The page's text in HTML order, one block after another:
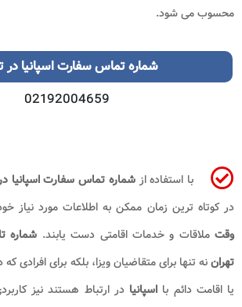
محسوب می شود.
شماره تماس سفارت اسپانیا در
02192004659
با استفاده ازشماره تماس سفارت اسپانیا
در کوتاه ترین زمان ممکن به اطلاعات مورد نیاز
وقتملاقات و خدمات اقامتی دست یابند. شماره
تهراننه تنها برای متقاضیان ویزا، بلکه برای افرادی
یا اقامت دائم با اسپانیادر ارتباط هستند نیز